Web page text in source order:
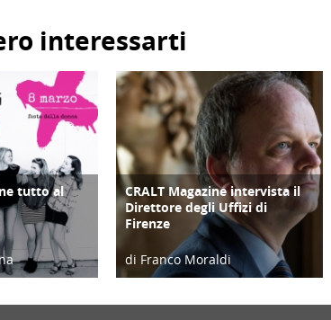
interessarti
tutto al
COPERTINA
CRALT Magazine intervista il
Direttore degli Uffizi di
Firenze
di Franco Moraldi